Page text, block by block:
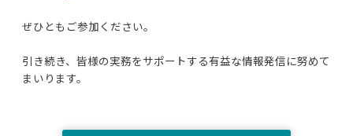
ぜひともご参加ください。
引き続き、皆様の実務をサポートする有益な情報発信に努めて
まいります。